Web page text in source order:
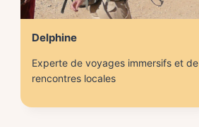
Delphine
Experte de voyages immersifs et de
rencontres locales